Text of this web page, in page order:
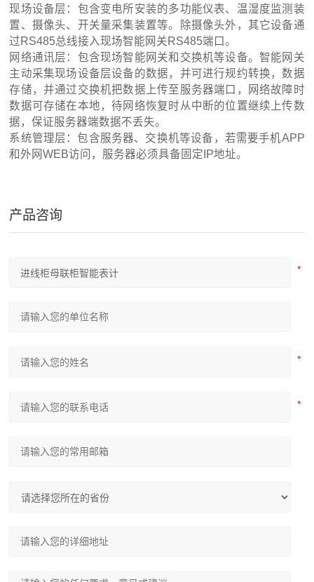
现场设备层：包含变电所安装的多功能仪表、温湿度监测装
置、摄像头、开关量采集装置等。除摄像头外，其它设备通
过RS485总线接入现场智能网关RS485端口。
网络通讯层：包含现场智能网关和交换机等设备。智能网关
主动采集现场设备层设备的数据，并可进行规约转换，数据
存储，并通过交换机把数据上传至服务器端口，网络故障时
数据可存储在本地，待网络恢复时从中断的位置继续上传数
据，保证服务器端数据不丢失。
系统管理层：包含服务器、交换机等设备，若需要手机APP
和外网WEB访问，服务器必须具备固定IP地址。
产品咨询